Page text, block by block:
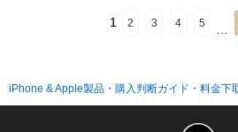
1 2 3 4 5
iPhone & Apple製品・購入判断ガイド・料金下